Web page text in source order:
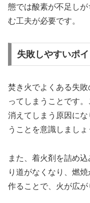
態では酸素が不足し
む工夫が必要です。
失敗しやすいポ
焚き火でよくある失
ってしまうことです
消えてしまう原因に
うことを意識しましょ
また、着火剤を詰め
り道がなくなり、燃
作ることで、火が広が